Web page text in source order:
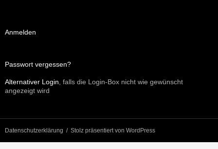
Anmelden
Passwort vergessen?
Alternativer Login , falls die Login-Box nicht wie gewünscht
angezeigt wird
Datenschutzerklärung Stolz präsentiert von WordPress